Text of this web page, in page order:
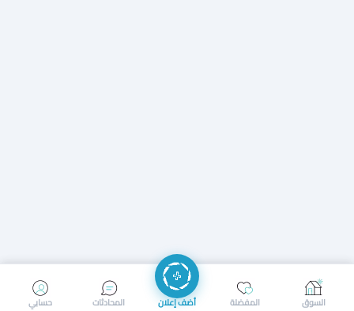
إرسال رسالة إجراء مكالمة
حسابي المحادثات أضف إعلان المفضلة السوق